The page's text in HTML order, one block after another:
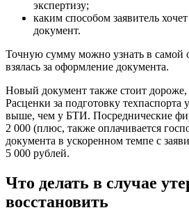
экспертизу;
каким способом заявитель
документ.
Точную сумму можно узнать в самой
взялась за оформление документа.
Новый документ также стоит дороже,
Расценки за подготовку техпаспорта
выше, чем у БТИ. Посреднические
2 000 (плюс, также оплачивается
документа в ускоренном темпе с
5 000 рублей.
Что делать в случае
восстановить